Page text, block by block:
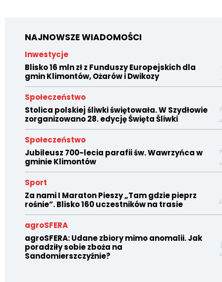
NAJNOWSZE WIADOMOŚCI
Inwestycje
Blisko 16 mln zł z Funduszy Europejskich dla
gmin Klimontów, Ożarów i Dwikozy
Społeczeństwo
Stolica polskiej śliwki świętowała. W Szydłowie
zorganizowano 28. edycję Święta Śliwki
Społeczeństwo
Jubileusz 700-lecia parafii św. Wawrzyńca w
gminie Klimontów
Sport
Za nami I Maraton Pieszy „Tam gdzie pieprz
rośnie”. Blisko 160 uczestników na trasie
agroSFERA
agroSFERA: Udane zbiory mimo anomalii. Jak
poradziły sobie zboża na
Sandomierszczyźnie?